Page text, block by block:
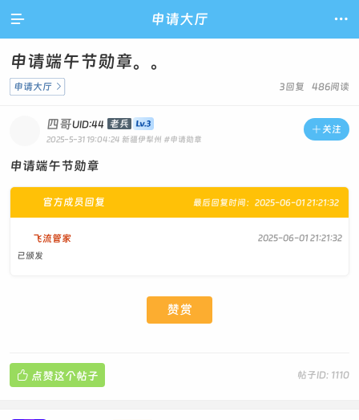
 申请大厅 
申请端午节勋章。。
3回复 486阅读
申请大厅 
 关注
四哥UID:44 老兵
2025-5-31 19:04:24 新疆伊犁州 #申请勋章
申请端午节勋章
最后回复时间：2025-06-01 21:21:32
官方成员回复
飞流管家
2025-06-01 21:21:32
已颁发
赞赏
帖子ID: 1110
 点赞这个帖子